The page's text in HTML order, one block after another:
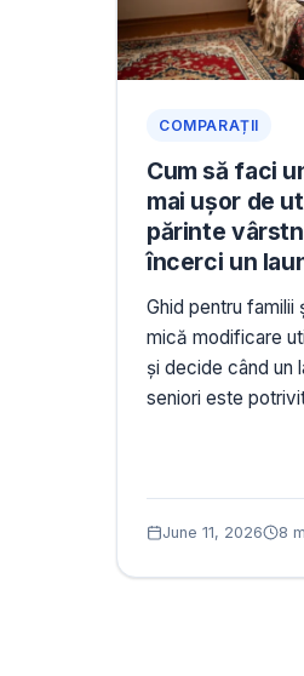
COMPARAȚII
Cum să faci
mai ușor de
părinte
încerci un
Ghid pentru familii
mică modificare
și decide când un
seniori este
June 11, 2026 8